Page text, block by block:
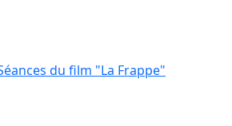
du film "La Frappe"